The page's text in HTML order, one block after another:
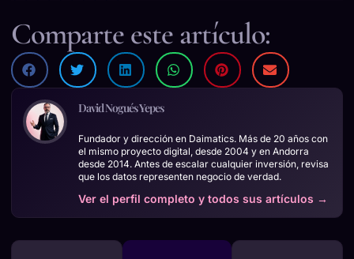
Comparte este artículo:
David Nogués Yepes
Fundador y dirección en Daimatics. Más de 20 años con
el mismo proyecto digital, desde 2004 y en Andorra
desde 2014. Antes de escalar cualquier inversión, revisa
que los datos representen negocio de verdad.
Ver el perfil completo y todos sus artículos →